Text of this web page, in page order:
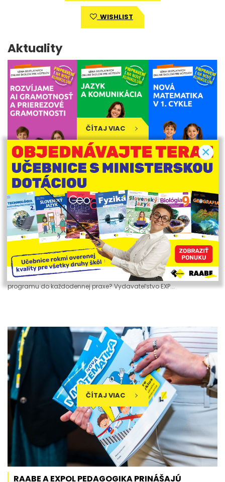
WISHLIST
Aktuality
ČÍTAJ VIAC
PRIPRAVENÍ NA NOVÉ KURIKULUM: BEZPLATNÁ
SÉRIA ONLINE ŠKOLENÍ VÁM UĽAHČÍ PRECHOD NA
NOVÝ ŠVP
Nové kurikulum sa stane pre všetky školy už realitou a vy hľadáte
overené tipy, ako zaviesť novinky z nového Štátneho vzdelávacieho
programu do každodennej praxe? Vydavateľstvo EXP...
ČÍTAJ VIAC
RAABE A EXPOL PEDAGOGIKA PRINÁŠAJÚ